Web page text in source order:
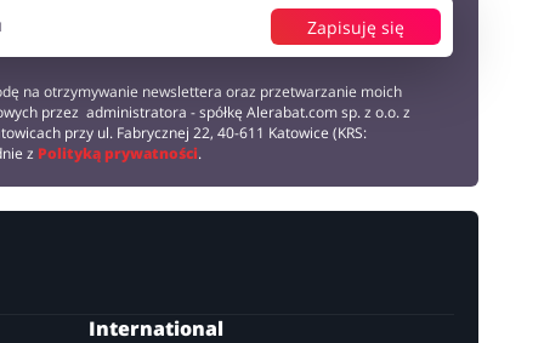
Zapisuję się
na otrzymywanie newslettera oraz przetwarzanie moich
przez administratora - spółkę Alerabat.com sp. z o.o. z
przy ul. Fabrycznej 22, 40-611 Katowice (KRS:
z Polityką prywatności.
International